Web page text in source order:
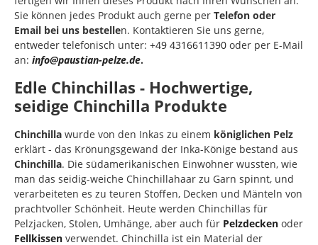
Sie können jedes Produkt auch gerne per Telefon oder
Email bei uns bestellen. Kontaktieren Sie uns gerne,
entweder telefonisch unter: +49 4316611390 oder per E-Mail
an: info@paustian-pelze.de.
Edle Chinchillas - Hochwertige,
seidige Chinchilla Produkte
Chinchilla wurde von den Inkas zu einem königlichen Pelz
erklärt - das Krönungsgewand der Inka-Könige bestand aus
Chinchilla. Die südamerikanischen Einwohner wussten, wie
man das seidig-weiche Chinchillahaar zu Garn spinnt, und
verarbeiteten es zu teuren Stoffen, Decken und Mänteln von
prachtvoller Schönheit. Heute werden Chinchillas für
Pelzjacken, Stolen, Umhänge, aber auch für Pelzdecken oder
Fellkissen verwendet. Chinchilla ist ein Material der